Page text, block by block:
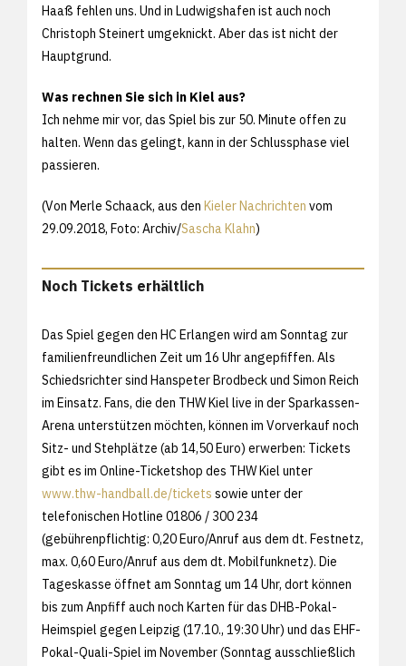
Haaß fehlen uns. Und in Ludwigshafen ist auch noch
Christoph Steinert umgeknickt. Aber das ist nicht der
Hauptgrund.
Was rechnen Sie sich in Kiel aus?
Ich nehme mir vor, das Spiel bis zur 50. Minute offen zu
halten. Wenn das gelingt, kann in der Schlussphase viel
passieren.
(Von Merle Schaack, aus den Kieler Nachrichten vom
29.09.2018, Foto: Archiv/Sascha Klahn)
Noch Tickets erhältlich
Das Spiel gegen den HC Erlangen wird am Sonntag zur
familienfreundlichen Zeit um 16 Uhr angepfiffen. Als
Schiedsrichter sind Hanspeter Brodbeck und Simon Reich
im Einsatz. Fans, die den THW Kiel live in der Sparkassen-
Arena unterstützen möchten, können im Vorverkauf noch
Sitz- und Stehplätze (ab 14,50 Euro) erwerben: Tickets
gibt es im Online-Ticketshop des THW Kiel unter
www.thw-handball.de/tickets sowie unter der
telefonischen Hotline 01806 / 300 234
(gebührenpflichtig: 0,20 Euro/Anruf aus dem dt. Festnetz,
max. 0,60 Euro/Anruf aus dem dt. Mobilfunknetz). Die
Tageskasse öffnet am Sonntag um 14 Uhr, dort können
bis zum Anpfiff auch noch Karten für das DHB-Pokal-
Heimspiel gegen Leipzig (17.10., 19:30 Uhr) und das EHF-
Pokal-Quali-Spiel im November (Sonntag ausschließlich